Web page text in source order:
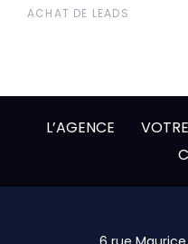
ACHAT DE LEADS
L’AGENCE